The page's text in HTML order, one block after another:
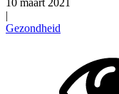
|
Gezondheid